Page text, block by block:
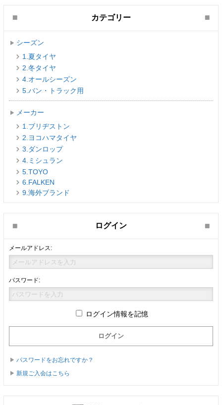
カテゴリー
シーズン
1.夏タイヤ
2.冬タイヤ
4.オールシーズン
5.バン・トラック用
メーカー
1.ブリヂストン
2.ヨコハマタイヤ
3.ダンロップ
4.ミシュラン
5.TOYO
6.FALKEN
9.海外ブランド
ログイン
メールアドレス:
パスワード:
ログイン情報を記憶
パスワードをお忘れですか？
新規ご入会はこちら